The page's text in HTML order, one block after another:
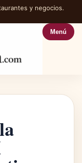
y negocios.
Menú